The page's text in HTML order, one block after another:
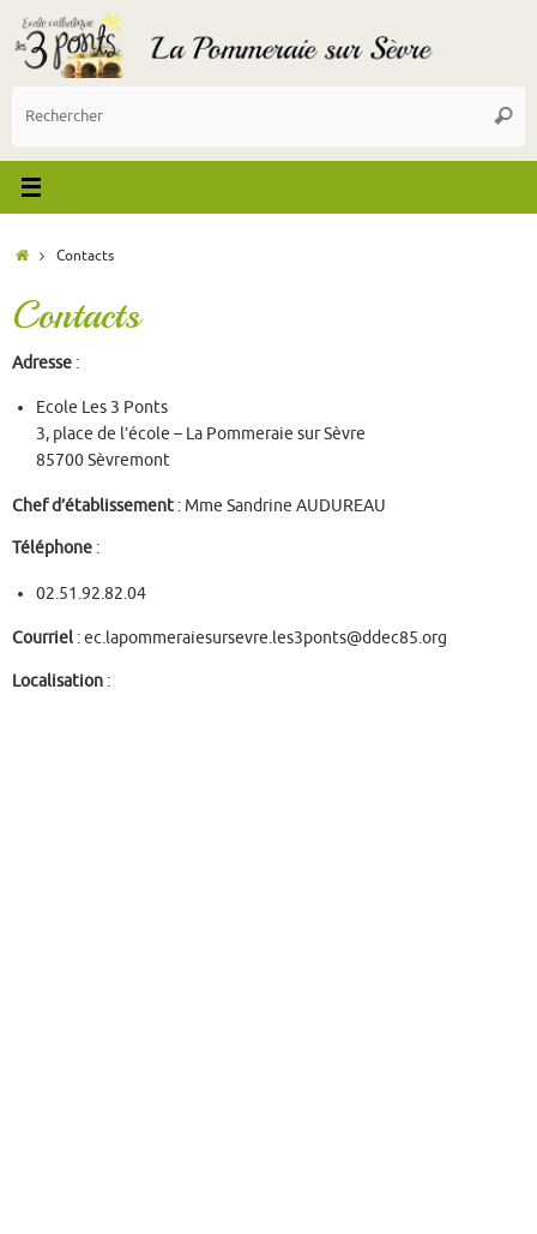
Contacts
Contacts
Adresse :
Ecole Les 3 Ponts
3, place de l’école – La Pommeraie sur Sèvre
85700 Sèvremont
Chef d’établissement : Mme Sandrine AUDUREAU
Téléphone :
02.51.92.82.04
Courriel : ec.lapommeraiesursevre.les3ponts@ddec85.org
Localisation :